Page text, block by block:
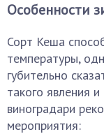
Особенности
Сорт Кеша
температуры,
губительно
такого явления
виноградари
мероприятия: